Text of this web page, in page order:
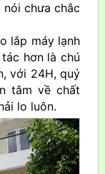
nói chưa chắc
lắp máy lạnh
hơn là chú
với 24H, quý
tâm về chất
lo luôn.